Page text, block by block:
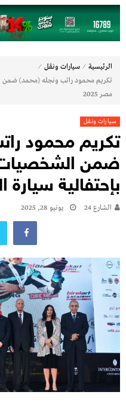
الرئيسية ⁄ سيارات ونقل ⁄
تكريم محمود راتب ونجله (محمد) ضمن
مصر 2025
سيارات ونقل
تكريم محمود
ضمن الشخصيات
بإحتفالية سيارة
الشارع 24 يونيو 28, 2025